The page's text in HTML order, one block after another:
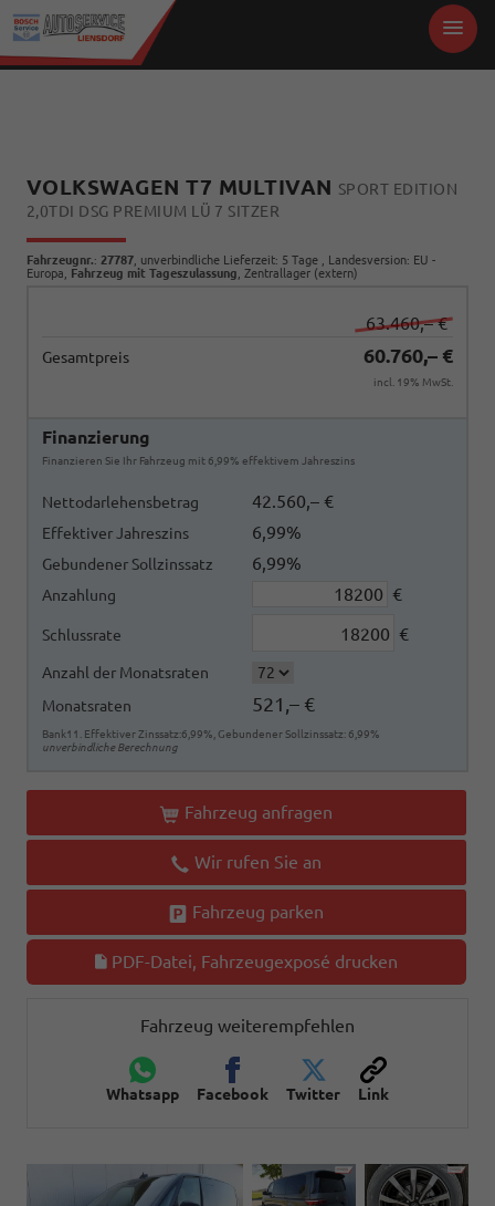
VOLKSWAGEN T7 MULTIVAN SPORT EDITION
2,0TDI DSG PREMIUM LÜ 7 SITZER
Fahrzeugnr.: 27787 , unverbindliche Lieferzeit: 5 Tage , Landesversion: EU -
Europa, Fahrzeug mit Tageszulassung , Zentrallager (extern)
63.460,– €
Gesamtpreis 60.760,– €
incl. 19% MwSt.
Finanzierung
Finanzieren Sie Ihr Fahrzeug mit 6,99% effektivem Jahreszins
Nettodarlehensbetrag 42.560,– €
Effektiver Jahreszins 6,99%
Gebundener Sollzinssatz 6,99%
Anzahlung €
Schlussrate €
Anzahl der Monatsraten
Monatsraten
521,– €
Bank11. Effektiver Zinssatz:6,99%, Gebundener Sollzinssatz: 6,99%
unverbindliche Berechnung
Fahrzeug anfragen
Wir rufen Sie an
Fahrzeug parken
PDF-Datei, Fahrzeugexposé drucken
Fahrzeug weiterempfehlen
Whatsapp Facebook Twitter Link